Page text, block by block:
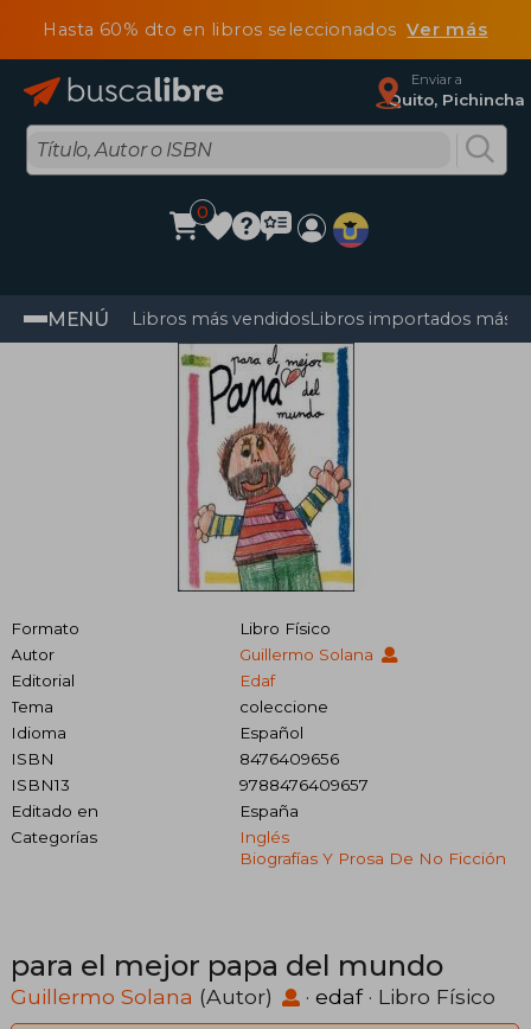
Hasta 60% dto en libros seleccionadosVer más
Enviar a
Quito, Pichincha
0
MENÚ Libros más vendidosLibros importados más
Formato
Libro Físico
Autor
Guillermo Solana
Editorial
Edaf
Tema
coleccione
Idioma
Español
ISBN
8476409656
ISBN13
9788476409657
Editado en
España
Categorías
Inglés
Biografías Y Prosa De No Ficción
para el mejor papa del mundo
Guillermo Solana (Autor) · edaf· Libro Físico